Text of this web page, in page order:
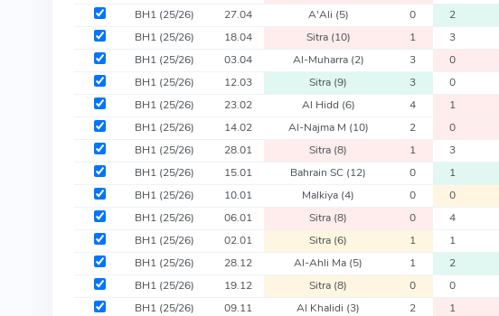
BH1 (25/26) 27.04 A'Ali (5) 0 2
BH1 (25/26) 18.04 Sitra (10) 1 3
BH1 (25/26) 03.04 Al-Muharra (2) 3 0
BH1 (25/26) 12.03 Sitra (9) 3 0
BH1 (25/26) 23.02 Al Hidd (6) 4 1
BH1 (25/26) 14.02 Al-Najma M (10) 2 0
BH1 (25/26) 28.01 Sitra (8) 1 3
BH1 (25/26) 15.01 Bahrain SC (12) 0 1
BH1 (25/26) 10.01 Malkiya (4) 0 0
BH1 (25/26) 06.01 Sitra (8) 0 4
BH1 (25/26) 02.01 Sitra (6) 1 1
BH1 (25/26) 28.12 Al-Ahli Ma (5) 1 2
BH1 (25/26) 19.12 Sitra (8) 0 0
BH1 (25/26) 09.11 Al Khalidi (3) 2 1